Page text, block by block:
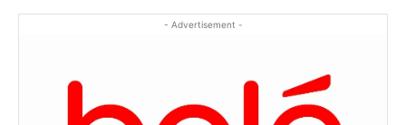
- Advertisement -